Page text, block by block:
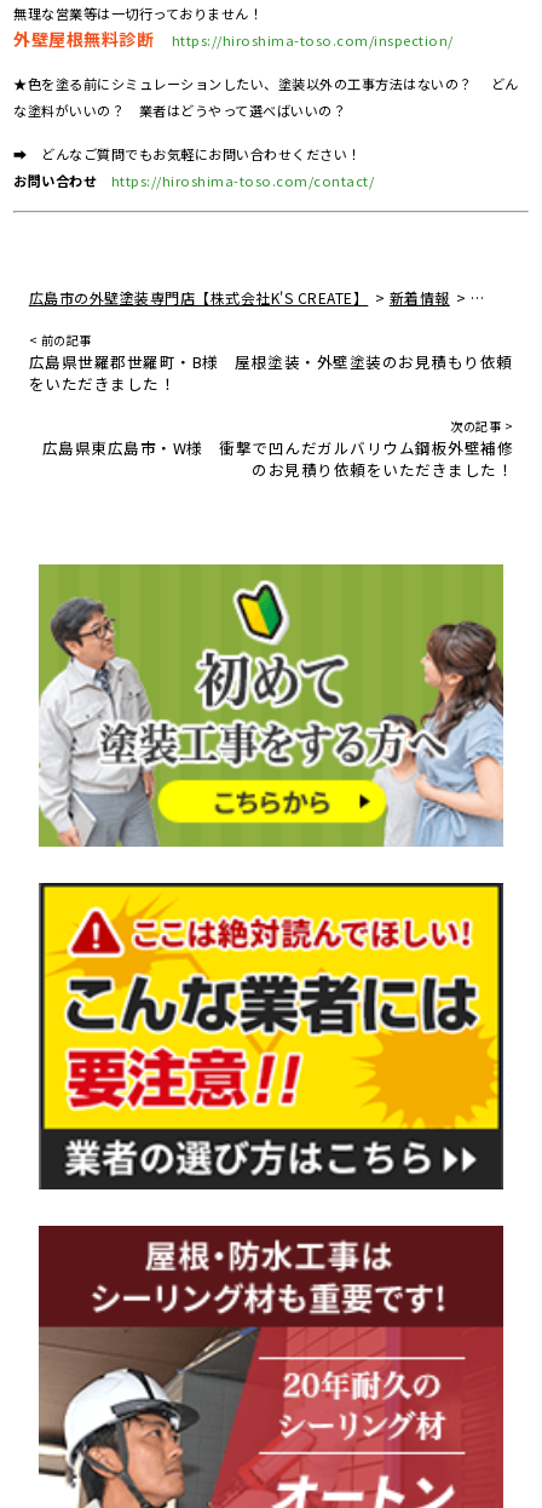
無理な営業等は一切行っておりません！
外壁屋根無料診断 https://hiroshima-toso.com/inspection/
★色を塗る前にシミュレーションしたい、塗装以外の工事方法はないの？ どん
な塗料がいいの？ 業者はどうやって選べばいいの？
➡ どんなご質問でもお気軽にお問い合わせください！
お問い合わせ
https://hiroshima-toso.com/contact/
広島市の外壁塗装専門店【株式会社K'S CREATE】 > 新着情報 > リシン仕
< 前の記事
広島県世羅郡世羅町・B様 屋根塗装・外壁塗装のお見積もり依頼
をいただきました！
次の記事 >
広島県東広島市・W様 衝撃で凹んだガルバリウム鋼板外壁補修
のお見積り依頼をいただきました！